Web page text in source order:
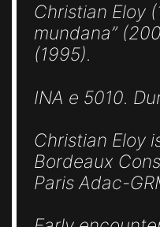
Christian Eloy
mundana”
(1995).
INA e 5010.
Christian Eloy
Bordeaux
Paris Adac-